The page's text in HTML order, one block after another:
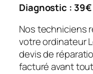
Diagnostic : 39€
Nos techniciens
votre ordinateur
devis de
facturé avant